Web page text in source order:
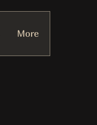
More